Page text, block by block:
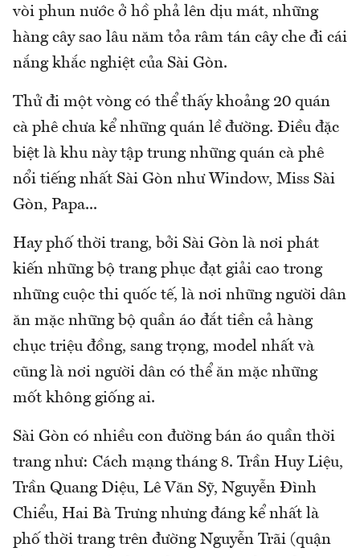
vòi phun nước ở hồ phả lên dịu mát, những
hàng cây sao lâu năm tỏa râm tán cây che đi cái
nắng khắc nghiệt của Sài Gòn.
Thử đi một vòng có thể thấy khoảng 20 quán
cà phê chưa kể những quán lề đường. Điều đặc
biệt là khu này tập trung những quán cà phê
nổi tiếng nhất Sài Gòn như Window, Miss Sài
Gòn, Papa...
Hay phố thời trang, bởi Sài Gòn là nơi phát
kiến những bộ trang phục đạt giải cao trong
những cuộc thi quốc tế, là nơi những người dân
ăn mặc những bộ quần áo đắt tiền cả hàng
chục triệu đồng, sang trọng, model nhất và
cũng là nơi người dân có thể ăn mặc những
mốt không giống ai.
Sài Gòn có nhiều con đường bán áo quần thời
trang như: Cách mạng tháng 8. Trần Huy Liệu,
Trần Quang Diệu, Lê Văn Sỹ, Nguyễn Đình
Chiểu, Hai Bà Trưng nhưng đáng kể nhất là
phố thời trang trên đường Nguyễn Trãi (quận